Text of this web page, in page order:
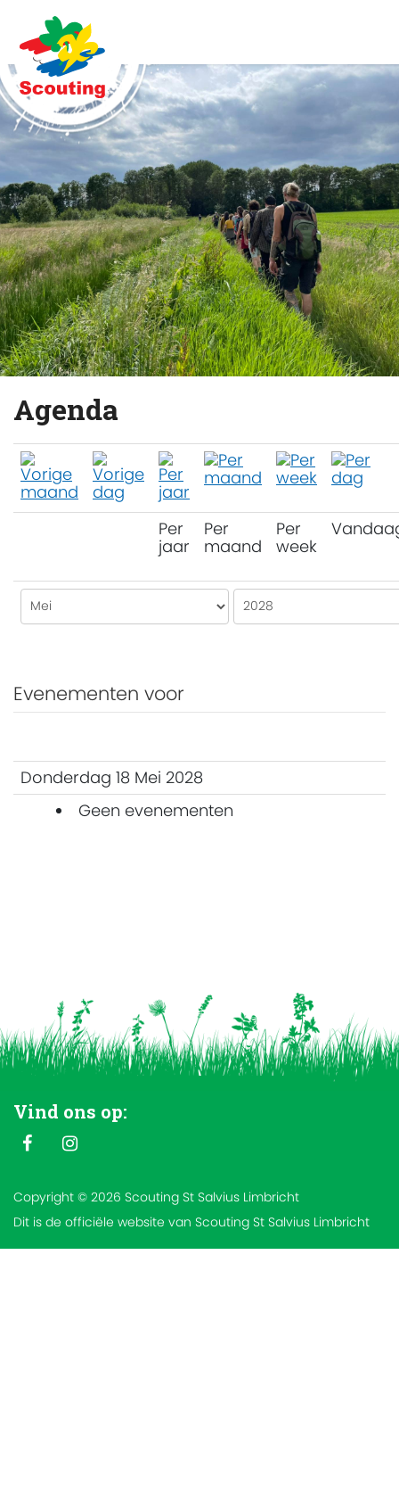
Agenda
Per
jaar
Per
maand
Per
week
Evenementen voor
Donderdag 18 Mei 2028
Geen evenementen
Vind ons op:
Copyright © 2026 Scouting St Salvius Limbricht
Dit is de officiële website van Scouting St Salvius Limbricht